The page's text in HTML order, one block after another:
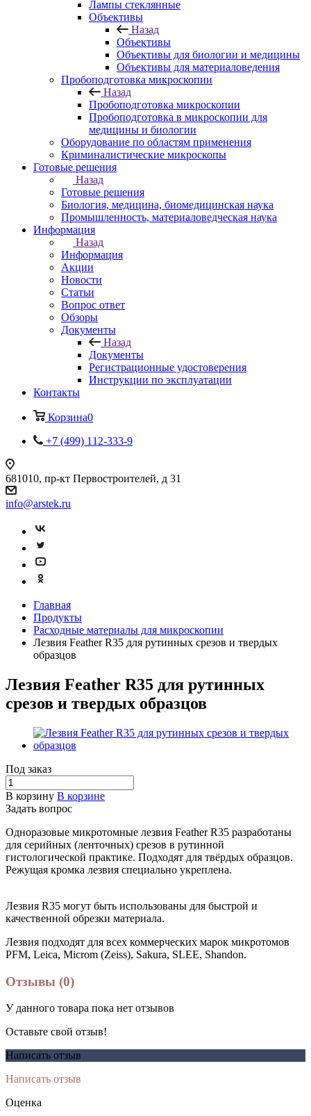
Лампы стеклянные
Объективы
Назад
Объективы
Объективы для биологии и медицины
Объективы для материаловедения
Пробоподготовка микроскопии
Назад
Пробоподготовка микроскопии
Пробоподготовка в микроскопии для
медицины и биологии
Оборудование по областям применения
Криминалистические микроскопы
Готовые решения
Назад
Готовые решения
Биология, медицина, биомедицинская наука
Промышленность, материаловедческая наука
Информация
Назад
Информация
Акции
Новости
Статьи
Вопрос ответ
Обзоры
Документы
Назад
Документы
Регистрационные удостоверения
Инструкции по эксплуатации
Контакты
Корзина0
+7 (499) 112-333-9
681010, пр-кт Первостроителей, д 31
info@arstek.ru
Главная
Продукты
Расходные материалы для микроскопии
Лезвия Feather R35 для рутинных срезов и твердых
образцов
Лезвия Feather R35 для рутинных
срезов и твердых образцов
Под заказ
В корзину В корзине
Задать вопрос
Одноразовые микротомные лезвия Feather R35 разработаны
для серийных (ленточных) срезов в рутинной
гистологической практике. Подходят для твёрдых образцов.
Режущая кромка лезвия специально укреплена.
Лезвия R35 могут быть использованы для быстрой и
качественной обрезки материала.
Лезвия подходят для всех коммерческих марок микротомов
PFM, Leica, Microm (Zeiss), Sakura, SLEE, Shandon.
Отзывы (0)
У данного товара пока нет отзывов
Оставьте свой отзыв!
Написать отзыв
Написать отзыв
Оценка